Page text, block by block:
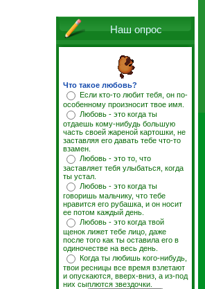
Наш опрос
Что такое любовь?
Если кто-то любит тебя, он по-
особенному произносит твое имя.
Любовь - это когда ты
отдаешь кому-нибудь большую
часть своей жареной картошки, не
заставляя его давать тебе что-то
взамен.
Любовь - это то, что
заставляет тебя улыбаться, когда
ты устал.
Любовь - это когда ты
говоришь мальчику, что тебе
нравится его рубашка, и он носит
ее потом каждый день.
Любовь - это когда твой
щенок лижет тебе лицо, даже
после того как ты оставила его в
одиночестве на весь день.
Когда ты любишь кого-нибудь,
твои ресницы все время взлетают
и опускаются, вверх-вниз, а из-под
них сыплются звездочки.